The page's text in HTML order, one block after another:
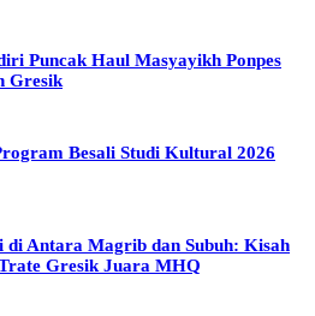
Puncak Haul Masyayikh Ponpes
Gresik
Besali Studi Kultural 2026
Antara Magrib dan Subuh: Kisah
Gresik Juara MHQ